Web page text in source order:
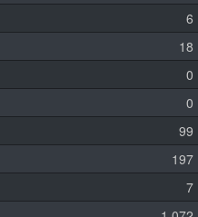
6
18
0
0
99
197
7